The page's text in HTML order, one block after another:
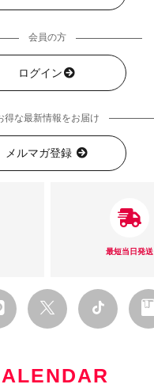
会員の方
ログイン
得な最新情報をお届け
メルマガ登録
最短当日発送